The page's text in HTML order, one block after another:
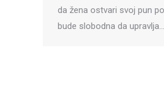
da žena ostvari svoj pun
bude slobodna da upravlja…